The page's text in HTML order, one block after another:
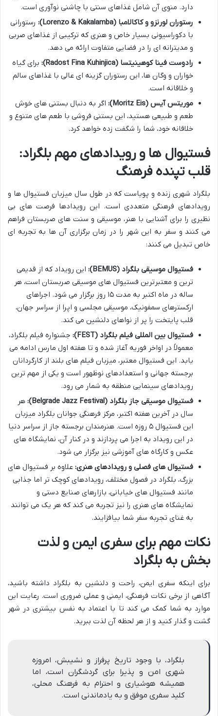
دارد. منوی آن شامل غذاهای سنتی با چاشنی نوآوری است.
رستوران لورنزو و کاکالامبا (Lorenzo & Kakalamba):
رستورانی
با دکوراسیونی بسیار خاص و هنری که ترکیبی از غذاهای صربی
و مدیترانه ای را در فضایی متفاوت ارائه می دهد.
رادوست فینا کوهینیتسا (Radost Fina Kuhinjica):
برای گیاه
خواران و وگان ها، این رستوران گزینه ای عالی با غذاهای سالم
و خلاقانه است.
موریتس آیس (Moritz Eis):
اگر به دنبال بستنی های خوش
طعم و طبیعی هستید، این بستنی فروشی با طعم های متنوع و
خلاقانه خود، شما را شگفت زده خواهد کرد.
فستیوال ها و رویدادهای مهم بلگراد:
قلب تپنده فرهنگ
بلگراد شهری زنده و پویاست که در طول سال میزبان فستیوال ها و
رویدادهای فرهنگی متعددی است. این رویدادها فرصت های بی
نظیری را برای آشنایی با هنر، موسیقی و سنت های صربستان فراهم
می کنند و سفر به این شهر را در زمان برگزاری آن ها به تجربه ای
خاص تبدیل می کنند:
فستیوال موسیقی بلگراد (BEMUS):
این رویداد که از قدیمی
ترین و معتبرترین فستیوال های موسیقی صربستان است، هر
ساله در ماه اکتبر به مدت ۱۵ روز برگزار می شود. اجراهای
ارکسترهای سمفونیک، موسیقی مجلسی و اپرا از سراسر جهان،
قلب پایتخت را پر از نواهای دلنشین می کند.
فستیوال بین المللی فیلم بلگراد (FEST):
جشنواره فیلم بلگراد،
معمولاً در اواخر فوریه آغاز شده و تا هفته اول مارس ادامه می
یابد. این فستیوال معتبر، میزبان فیلم های بلند از کارگردانان
برجسته جهانی و استعدادهای نوظهور است و یکی از مهم ترین
رویدادهای سینمایی منطقه به شمار می رود.
فستیوال موسیقی جاز بلگراد (Belgrade Jazz Festival):
هر
سال در آخرین هفته اکتبر، مرکز فرهنگی جوانان بلگراد میزبان
این فستیوال ۵ روزه است. هنرمندان برجسته جاز از سراسر دنیا
در این رویداد به اجرا می پردازند و در کنار آن، نمایشگاه های
عکس و کارگاه های آموزشی نیز برگزار می شود.
فستیوال های فصلی و رویدادهای هنری: علاوه بر فستیوال های
بزرگ، بلگراد در فصول مختلف، رویدادهای کوچک تر اما جذابی
مانند فستیوال های خیابانی، بازارهای صنایع دستی و
نمایشگاه های هنری را نیز تجربه می کند که هر یک می توانند
به غنای تجربه سفر شما بیافزایند.
نکات مهم برای سفری ایمن و لذت
بخش به بلگراد
برای اینکه سفری ایمن، راحت و دلنشین به بلگراد داشته باشید،
آگاهی از برخی نکات فرهنگی، ایمنی و عملی ضروری است. رعایت این
موارد به شما کمک می کند تا با اعتماد به نفس بیشتری در شهر
گشت و گذار کنید و از هر لحظه آن لذت ببرید.
بلگراد، با وجود تاریخ پرفراز و نشیبش، امروزه
شهری امن و پذیرا برای گردشگران است، اما
همیشه هوشیاری و احترام به فرهنگ محلی،
کلید سفری موفق و به یادماندنی است.